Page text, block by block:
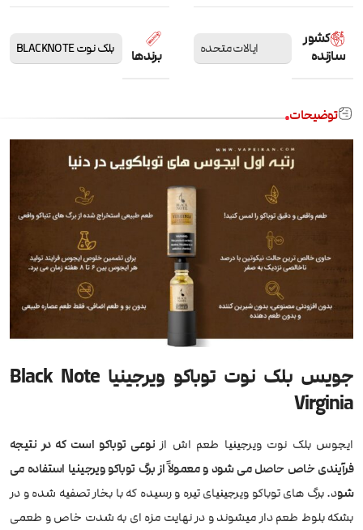
کشور
سازنده
ایالات متحده برندها بلک نوت BLACKNOTE
توضیحات
جویس بلک نوت توباکو ویرجینیا Black Note
Virginia
ایجوس بلک نوت ویرجینیا طعم اش ازنوعی توباکو است که در نتیجه
فرآیندی خاص حاصل می شود و معمولاً از برگ توباکو ویرجینیا استفاده می
شود. برگ های توباکو ویرجینیای تیره و رسیده که با بخار تصفیه شده و در
بشکه بلوط طعم دار میشوند و در نهایت مزه ای به شدت خاص و طعمی